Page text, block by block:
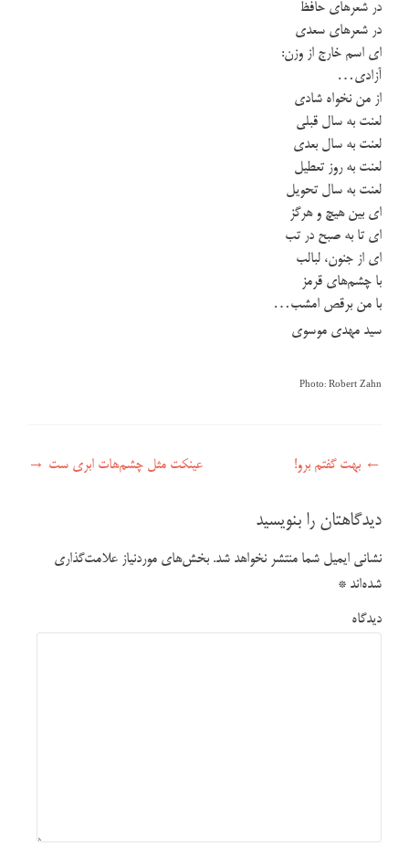
در شعرهای حافظ
در شعرهای سعدی
ای اسم خارج از وزن:
آزادی…
از من نخواه شادی
لعنت به سال قبلی
لعنت به سال بعدی
لعنت به روز تعطیل
لعنت به سال تحویل
ای بین هیچ و هرگز
ای تا به صبح در تب
ای از جنون، لبالب
با چشم‌های قرمز
با من برقص امشب…
سید مهدی موسوی
Photo: Robert Zahn
راهبری نوشته
← بهت گفتم برو! عینکت مثل چشم‌هات ابری ست →
دیدگاهتان را بنویسید
نشانی ایمیل شما منتشر نخواهد شد. بخش‌های موردنیاز علامت‌گذاری
شده‌اند *
دیدگاه